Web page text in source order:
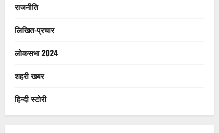
राजनीति
लिखित-प्रचार
लोकसभा 2024
शहरी खबर
हिन्दी स्टोरी